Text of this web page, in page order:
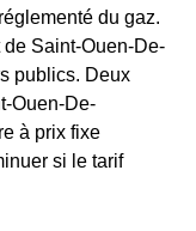
du gaz.
de Saint-Ouen-De-
publics. Deux
Ouen-De-
à prix fixe
si le tarif